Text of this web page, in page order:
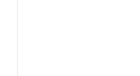
산점' 열어
에'…인사처, 공무원 인사제도 안내서 발간